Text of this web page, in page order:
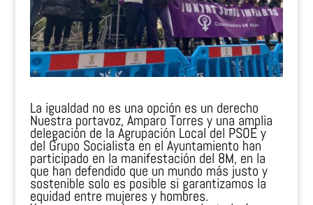
La igualdad no es una opción es un derecho
Nuestra portavoz, Amparo Torres y una amplia
delegación de la Agrupación Local del PSOE y
del Grupo Socialista en el Ayuntamiento han
participado en la manifestación del 8M, en la
que han defendido que un mundo más justo y
sostenible solo es posible si garantizamos la
equidad entre mujeres y hombres.